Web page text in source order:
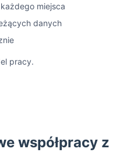
miejsca
danych
pracy.
współpracy z